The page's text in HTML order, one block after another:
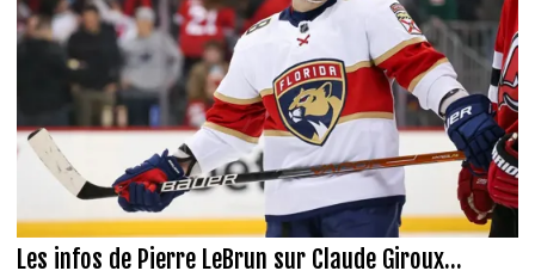
Les infos de Pierre LeBrun sur Claude Giroux...